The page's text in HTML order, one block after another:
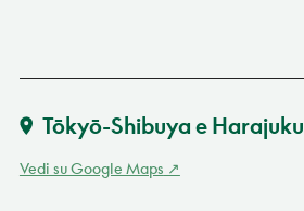
Tōkyō-Shibuya e Harajuku
Vedi su Google Maps